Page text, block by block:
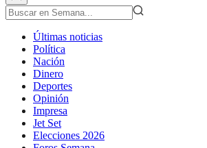
Últimas noticias
Política
Nación
Dinero
Deportes
Opinión
Impresa
Jet Set
Elecciones 2026